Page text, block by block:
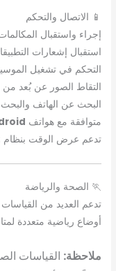
📱 الاتصال والتحكم
إجراء واستقبال
استقبال إشعارات
التحكم في تشغيل
التقاط الصور عن بُعد من
البحث عن الهاتف
متوافقة مع هواتف
تدعم عرض الوقت بنظام
🏃 الصحة والرياضة
تدعم العديد من
أوضاع رياضية متعددة
ملاحظة: القياسات